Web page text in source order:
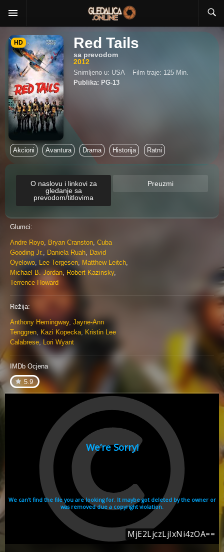
HD Red Tails
sa prevodom
2012
Snimljeno u: USA
Film traje: 125 Min.
Publika: PG-13
Akcioni Avantura Drama Historija Ratni
O naslovu i linkovi za
gledanje sa
prevodom/titlovima
Preuzmi
Glumci:
Andre Royo, Bryan Cranston, Cuba
Gooding Jr., Daniela Ruah, David
Oyelowo, Lee Tergesen, Matthew Leitch,
Michael B. Jordan, Robert Kazinsky,
Terrence Howard
Režija:
Anthony Hemingway, Jayne-Ann
Tenggren, Kazi Kopecka, Kristin Lee
Calabrese, Lori Wyant
IMDb Ocjena
5.9